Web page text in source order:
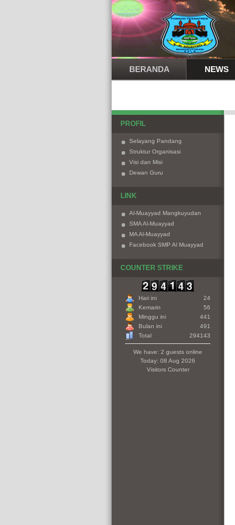
BERANDA NEWS
PROFIL
Selayang Pandang
Struktur Organisasi
Visi dan Misi
Dewan Guru
LINK
Al-Muayyad Mangkuyudan
SMA Al-Muayyad
MA Al-Muayyad
Facebook SMP Al Muayyad
COUNTER STRIKE
Hari ini
24
Kemarin
56
Minggu ini
441
Bulan ini
491
Total
294143
We have: 2 guests online
Today: 08 Aug 2026
Visitors Counter